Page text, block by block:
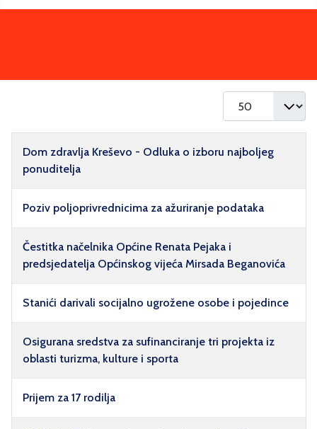
Naziv
Dom zdravlja Kreševo - Odluka o izboru najboljeg
ponuditelja
Poziv poljoprivrednicima za ažuriranje podataka
Čestitka načelnika Općine Renata Pejaka i
predsjedatelja Općinskog vijeća Mirsada Beganovića
Stanići darivali socijalno ugrožene osobe i pojedince
Osigurana sredstva za sufinanciranje tri projekta iz
oblasti turizma, kulture i sporta
Prijem za 17 rodilja